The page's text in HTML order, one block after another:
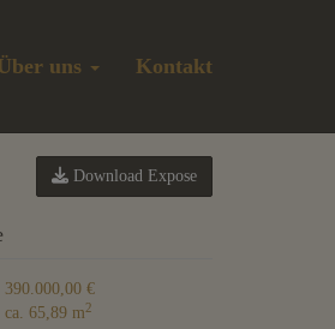
uns Kontakt
Download Expose
390.000,00 €
ca. 65,89 m2